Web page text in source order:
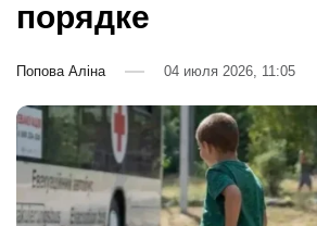
порядке
Попова Аліна 04 июля 2026, 11:05